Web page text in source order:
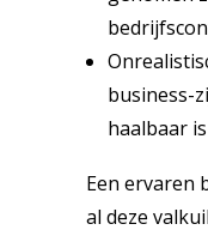
business-
haalbaar
Een ervaren
al deze